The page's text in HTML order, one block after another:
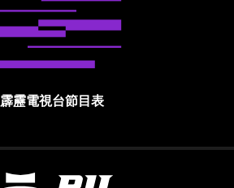
霹靂電視台節目表
霹靂國際多媒體股份有限公司 PILI